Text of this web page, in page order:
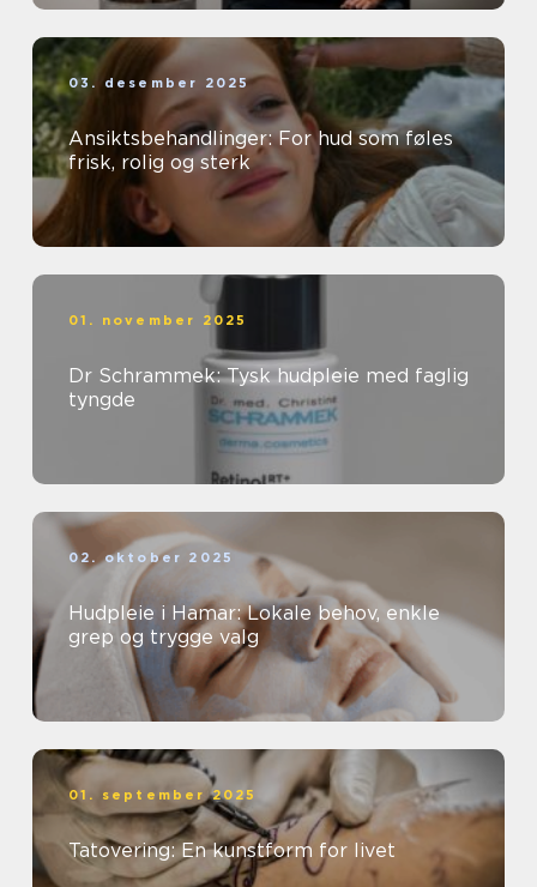
03. desember 2025
Ansiktsbehandlinger: For hud som føles
frisk, rolig og sterk
01. november 2025
Dr Schrammek: Tysk hudpleie med faglig
tyngde
02. oktober 2025
Hudpleie i Hamar: Lokale behov, enkle
grep og trygge valg
01. september 2025
Tatovering: En kunstform for livet